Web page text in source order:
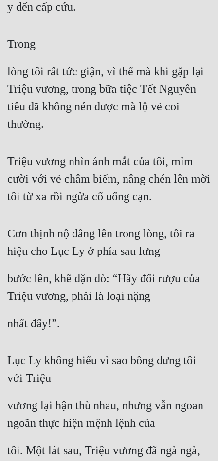
y đến cấp cứu.
Trong
lòng tôi rất tức giận, vì thế mà khi gặp lại
Triệu vương, trong bữa tiệc Tết Nguyên
tiêu đã không nén được mà lộ vẻ coi
thường.
Triệu vương nhìn ánh mắt của tôi, mỉm
cười với vẻ châm biếm, nâng chén lên mời
tôi từ xa rồi ngửa cổ uống cạn.
Cơn thịnh nộ dâng lên trong lòng, tôi ra
hiệu cho Lục Ly ở phía sau lưng
bước lên, khẽ dặn dò: “Hãy đổi rượu của
Triệu vương, phải là loại nặng
nhất đấy!”.
Lục Ly không hiểu vì sao bỗng dưng tôi
với Triệu
vương lại hận thù nhau, nhưng vẫn ngoan
ngoãn thực hiện mệnh lệnh của
tôi. Một lát sau, Triệu vương đã ngà ngà,